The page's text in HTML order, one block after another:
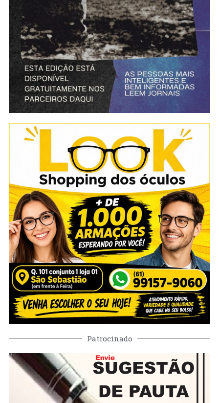
Patrocinado